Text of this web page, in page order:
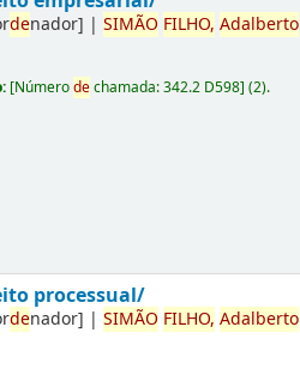
denador] |SIMÃO FILHO, Adalberto
[Númerodechamada:342.2 D598](2).
processual/
denador] |SIMÃO FILHO, Adalberto